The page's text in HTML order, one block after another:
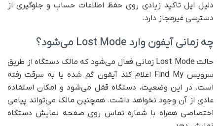
دلیل اپل تاکید زیادی روی حفظ اطلاعات حساب و جلوگیری از
دسترسی غیرمجاز دارد.
چه زمانی آیفون وارد Lost Mode می‌شود؟
حالت Lost Mode زمانی فعال می‌شود که مالک دستگاه از طریق
سرویس Find My اعلام کند آیفون گم شده یا به سرقت رفته
است. در این وضعیت، دستگاه قفل می‌شود و امکان استفاده
عادی از آن وجود نخواهد داشت. همچنین مالک می‌تواند پیامی
اختصاصی همراه با شماره تماس روی صفحه نمایش دستگاه